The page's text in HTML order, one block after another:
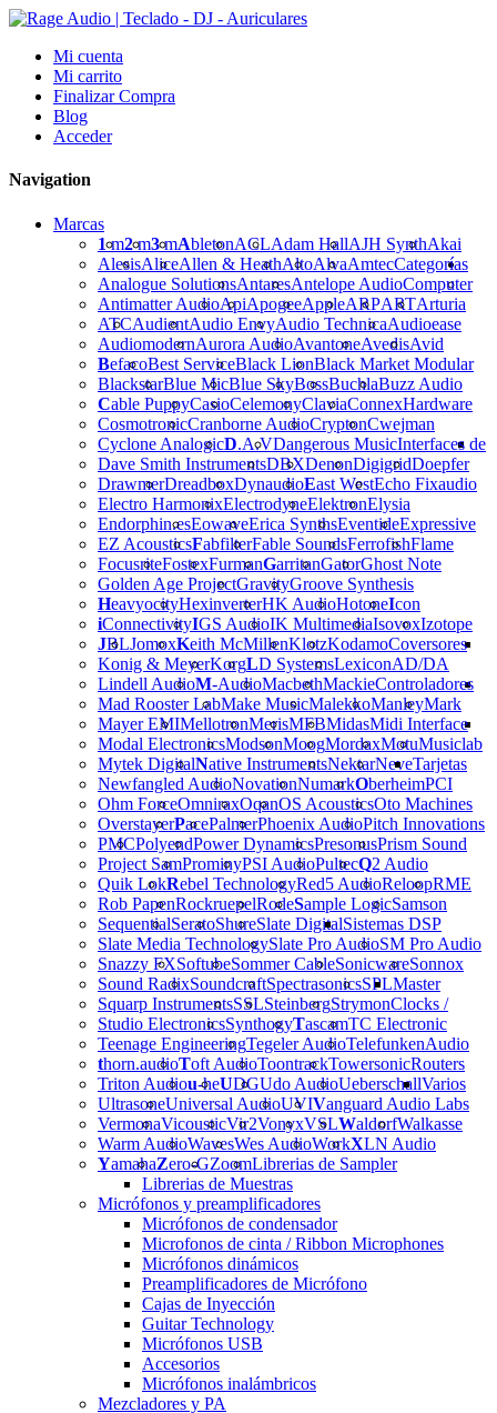
Mi cuenta
Mi carrito
Finalizar Compra
Blog
Acceder
Navigation
Marcas
1m2m3mAbletonACLAdam HallAJH SynthAkai
AlesisAliceAllen & HeathAltoAlvaAmtec
Analogue SolutionsAntaresAntelope Audio
Antimatter AudioApiApogeeAppleARPARTArturia
ATCAudientAudio EnvyAudio TechnicaAudioease
AudiomodernAurora AudioAvantoneAvedisAvid
BefacoBest ServiceBlack LionBlack Market Modular
BlackstarBlue MicBlue SkyBossBuchlaBuzz Audio
Cable PuppyCasioCelemonyClaviaConnex
CosmotronicCranborne AudioCryptonCwejman
Cyclone AnalogicD.A.VDangerous Music
Dave Smith InstrumentsDBXDenonDigigridDoepfer
DrawmerDreadboxDynaudioEast WestEcho Fix
Electro HarmonixElectrodyneElektronElysia
Endorphin.esEowaveErica SynthsEventideExpressive
EZ AcousticsFabfilterFable SoundsFerrofishFlame
FocusriteFostexFurmanGarritanGatorGhost Note
Golden Age ProjectGravityGroove Synthesis
HeavyocityHexinverterHK AudioHotoneIcon
iConnectivityIGS AudioIK MultimediaIsovoxIzotope
JBLJomoxKeith McMillenKlotzKodamo
Konig & MeyerKorgLD SystemsLexicon
Lindell AudioM-AudioMacbethMackie
Mad Rooster LabMake MusicMalekkoManleyMark
Mayer EMIMellotronMerisMFBMidas
Modal ElectronicsModsonMoogMordaxMotuMusiclab
Mytek DigitalNative InstrumentsNektarNeve
Newfangled AudioNovationNumarkOberheim
Ohm ForceOmniraxOqanOS AcousticsOto Machines
OverstayerPacePalmerPhoenix AudioPitch Innovations
PMCPolyendPower DynamicsPresonusPrism Sound
Project SamProminyPSI AudioPultecQ2 Audio
Quik LokRebel TechnologyRed5 AudioReloopRME
Rob PapenRockruepelRodeSample LogicSamson
SequentialSeratoShureSlate Digital
Slate Media TechnologySlate Pro AudioSM Pro Audio
Snazzy FXSoftubeSommer CableSonicwareSonnox
Sound RadixSoundcraftSpectrasonicsSPL
Squarp InstrumentsSSLSteinbergStrymon
Studio ElectronicsSynthogyTascamTC Electronic
Teenage EngineeringTegeler AudioTelefunken
thorn.audioToft AudioToontrackTowersonic
Triton Audiou-heUDGUdo AudioUeberschall
UltrasoneUniversal AudioUVIVanguard Audio Labs
VermonaVicousticVir2VonyxVSLWaldorfWalkasse
Warm AudioWavesWes AudioWorkXLN Audio
YamahaZero-GZoom
Categorías
Computer
Hardware
Interfaces de
audio
Coversores
AD/DA
Controladores
Midi Interface
Tarjetas
PCI
Sistemas DSP
Master
Clocks /
Audio
Routers
Varios
Librerias de Sampler
Librerias de Muestras
Micrófonos y preamplificadores
Micrófonos de condensador
Microfonos de cinta / Ribbon Microphones
Micrófonos dinámicos
Preamplificadores de Micrófono
Cajas de Inyección
Guitar Technology
Micrófonos USB
Accesorios
Micrófonos inalámbricos
Mezcladores y PA